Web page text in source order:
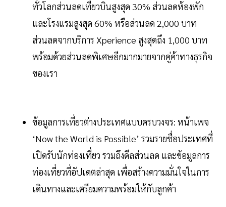
ทั่วโลกส่วนลดเที่ยวบินสูงสุด 30% ส่วนลดห้องพัก
และโรงแรมสูงสุด 60% หรือส่วนลด 2,000 บาท
ส่วนลดจากบริการ Xperience สูงสุดถึง 1,000 บาท
พร้อมด้วยส่วนลดพิเศษอีกมากมายจากคู่ค้าทางธุรกิจ
ของเรา
ข้อมูลการเที่ยวต่างประเทศแบบครบวงจร: หน้าเพจ
‘Now the World is Possible’ รวมรายชื่อประเทศที่
เปิดรับนักท่องเที่ยว รวมถึงดีลส่วนลด และข้อมูลการ
ท่องเที่ยวที่อัปเดตล่าสุด เพื่อสร้างความมั่นใจในการ
เดินทางและเตรียมความพร้อมให้กับลูกค้า